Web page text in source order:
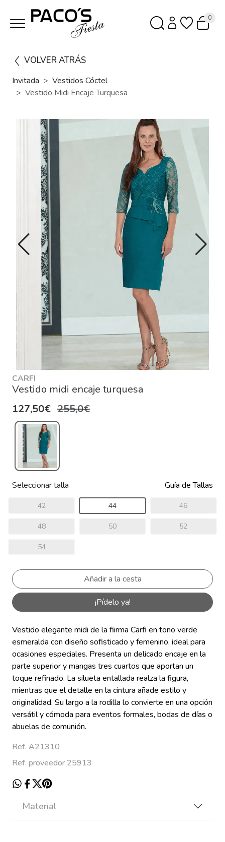
0
VOLVER ATRÁS
Invitada
Vestidos Cóctel
Vestido Midi Encaje Turquesa
CARFI
Vestido midi encaje turquesa
127,50€ 255,0€
Seleccionar talla Guía de Tallas
42 44 46
48 50 52
54
¡Pídelo ya!
Vestido elegante midi de la fiirma Carfi en tono verde
esmeralda con diseño sofisticado y femenino, ideal para
ocasiones especiales. Presenta un delicado encaje en la
parte superior y mangas tres cuartos que aportan un
toque refinado. La silueta entallada realza la figura,
mientras que el detalle en la cintura añade estilo y
originalidad. Su largo a la rodilla lo convierte en una opción
versátil y cómoda para eventos formales, bodas de días o
abuelas de comunión.
Ref. A21310
Ref. proveedor 25913
Material